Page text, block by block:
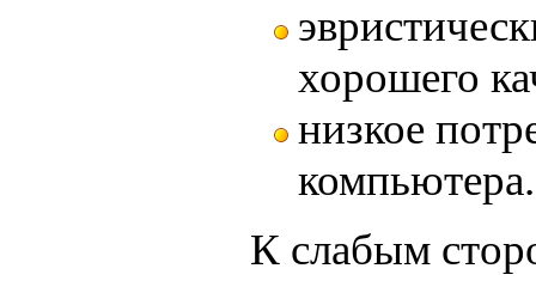
хорошего
низкое
компьютера.
К слабым